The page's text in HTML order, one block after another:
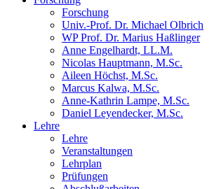
Forschung
Univ.-Prof. Dr. Michael Olbrich
WP Prof. Dr. Marius Haßlinger
Anne Engelhardt, LL.M.
Nicolas Hauptmann, M.Sc.
Aileen Höchst, M.Sc.
Marcus Kalwa, M.Sc.
Anne-Kathrin Lampe, M.Sc.
Daniel Leyendecker, M.Sc.
Lehre
Lehre
Veranstaltungen
Lehrplan
Prüfungen